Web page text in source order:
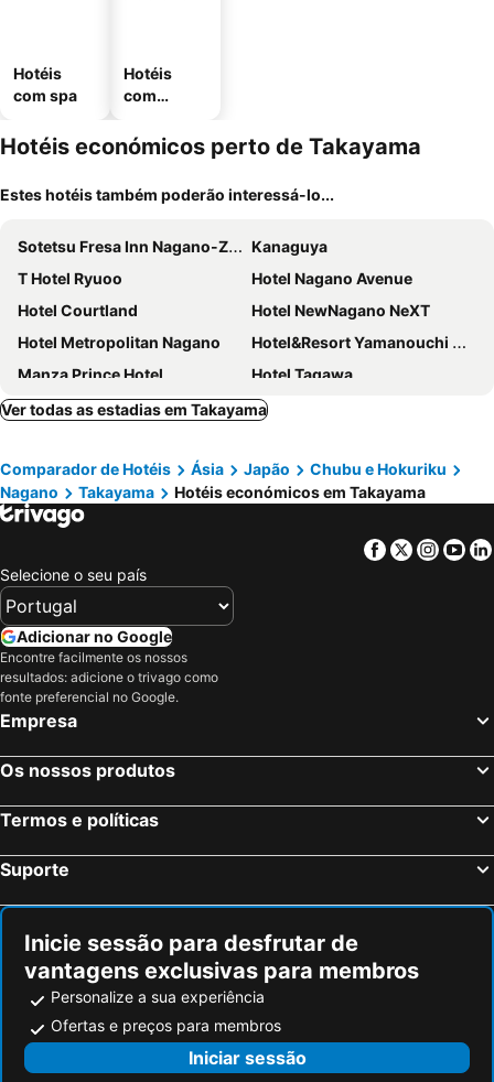
Hotéis
com spa
Hotéis
com
mento
Hotéis económicos perto de Takayama
Estes hotéis também poderão interessá-lo...
Sotetsu Fresa Inn Nagano-Zenkojiguchi
Kanaguya
T Hotel Ryuoo
Hotel Nagano Avenue
Hotel Courtland
Hotel NewNagano NeXT
Hotel Metropolitan Nagano
Hotel&Resort Yamanouchi Hills
Manza Prince Hotel
Hotel Tagawa
Hotel Livemax Premium Nagano Ekimae
Hotel JAL City Nagano
Ver todas as estadias em Takayama
Comparador de Hotéis Ásia Japão
Chubu e Hokuriku
Nagano
Takayama Hotéis económicos em Takayama
Facebook
Twitter
Selecione o seu país
Adicionar no Google
Encontre facilmente os nossos
resultados: adicione o trivago como
fonte preferencial no Google.
Empresa
Os nossos produtos
Termos e políticas
Suporte
Inicie sessão para desfrutar de
vantagens exclusivas para membros
Personalize a sua experiência
Ofertas e preços para membros
Iniciar sessão